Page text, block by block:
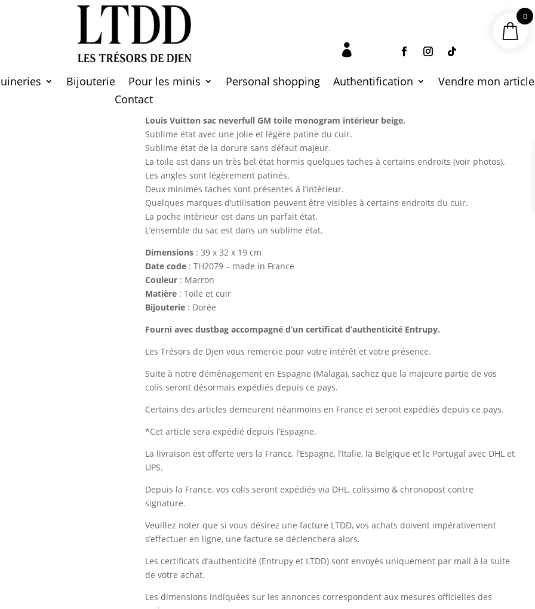

Bijouterie Pour les minis Personal shopping Authentification
Vendre mon article
Contact
VUITTON neverfull GM monogram
Louis Vuitton sac neverfull GM toile monogram intérieur beige.
Sublime état avec une jolie et légère patine du cuir.
Sublime état de la dorure sans défaut majeur.
La toile est dans un très bel état hormis quelques taches à certains endroits (voir photos).
Les angles sont légèrement patinés.
Deux minimes taches sont présentes à l’intérieur.
Quelques marques d’utilisation peuvent être visibles à certains endroits du cuir.
La poche intérieur est dans un parfait état.
L’ensemble du sac est dans un sublime état.
Dimensions : 39 x 32 x 19 cm
Date code : TH2079 – made in France
Couleur : Marron
Matière : Toile et cuir
Bijouterie : Dorée
Fourni avec dustbag accompagné d’un certificat d’authenticité Entrupy.
Les Trésors de Djen vous remercie pour votre intérêt et votre présence.
Suite à notre déménagement en Espagne (Malaga), sachez que la majeure partie de vos
colis seront désormais expédiés depuis ce pays.
Certains des articles demeurent néanmoins en France et seront expédiés depuis ce pays.
*Cet article sera expédié depuis l’Espagne.
La livraison est offerte vers la France, l’Espagne, l’Italie, la Belgique et le Portugal avec DHL et
UPS.
Depuis la France, vos colis seront expédiés via DHL, colissimo & chronopost contre
signature.
Veuillez noter que si vous désirez une facture LTDD, vos achats doivent impérativement
s’effectuer en ligne, une facture se déclenchera alors.
Les certificats d’authenticité (Entrupy et LTDD) sont envoyés uniquement par mail à la suite
de votre achat.
Les dimensions indiquées sur les annonces correspondent aux mesures officielles des
0